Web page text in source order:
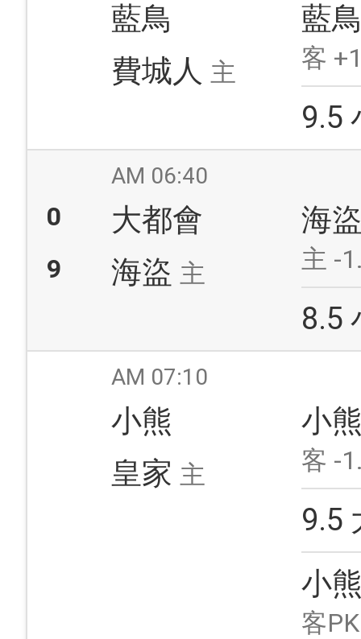
藍鳥
費城人 主
藍
客
9.5
AM 06:40
0 大都會
9 海盜 主
海
主 -
8.5
AM 07:10
小熊
皇家 主
小
客 -
9.5
小
客PK